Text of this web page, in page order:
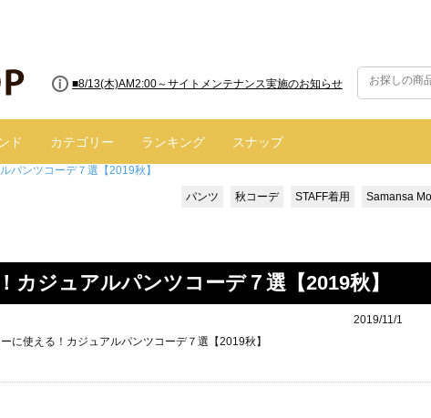
■8/13(木)AM2:00～サイトメンテナンス実施のお知らせ
ド カテゴリー ランキング スナップ
パンツコーデ７選【2019秋】
パンツ 秋コーデ STAFF着用 Samansa
カジュアルパンツコーデ７選【2019秋】
2019/11/1